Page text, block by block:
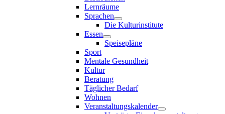
Lernräume
Sprachen
Die Kulturinstitute
Essen
Speisepläne
Sport
Mentale Gesundheit
Kultur
Beratung
Täglicher Bedarf
Wohnen
Veranstaltungskalender